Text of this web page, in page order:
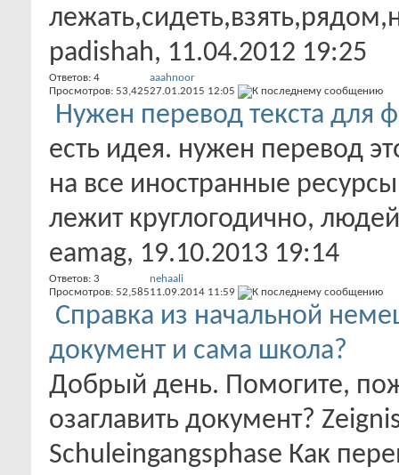
padishah, 11.04.2012 19:25
Ответов: 4
Просмотров: 53,425
aaahnoor
27.01.2015 12:05
Нужен перевод текста для
есть идея. нужен перевод
на все иностранные
лежит круглогодично,
eamag, 19.10.2013 19:14
Ответов: 3
Просмотров: 52,585
nehaali
11.09.2014 11:59
Справка из начальной
документ и сама школа?
Добрый день. Помогите,
озаглавить документ?
Schuleingangsphase Как